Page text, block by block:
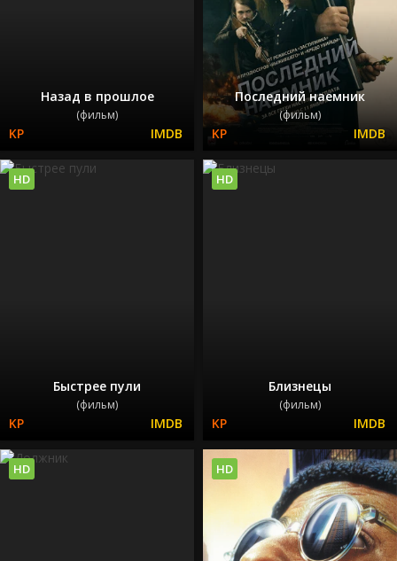
Назад в прошлое
(фильм)
Последний наемник
(фильм)
Быстрее пули
(фильм)
HD
Близнецы
(фильм)
HD
HD HD